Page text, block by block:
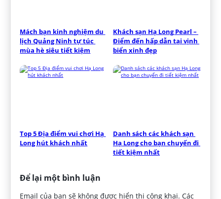
Mách bạn kinh nghiệm du
lịch Quảng Ninh tự túc
mùa hè siêu tiết kiệm
Khách sạn Hạ Long Pearl –
Điểm đến hấp dẫn tại vịnh
biển xinh đẹp
Top 5 Địa điểm vui chơi Hạ
Long hút khách nhất
Danh sách các khách sạn
Hạ Long cho bạn chuyến đi
tiết kiệm nhất
Để lại một bình luận
Email của bạn sẽ không được hiển thị công khai. Các